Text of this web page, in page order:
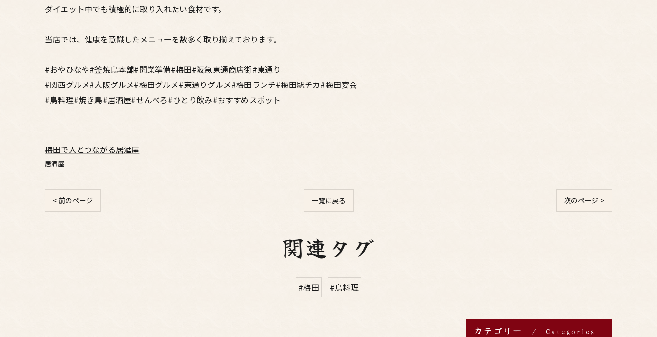
ダイエット中でも積極的に取り入れたい食材です。
当店では、健康を意識したメニューを数多く取り揃えております。
#おやひなや#釜焼鳥本舗#開業準備#梅田#阪急東通商店街#東通り
#関西グルメ#大阪グルメ#梅田グルメ#東通りグルメ#梅田ランチ#梅田駅チカ#梅田宴会
#鳥料理#焼き鳥#居酒屋#せんべろ#ひとり飲み#おすすめスポット
梅田で人とつながる居酒屋
居酒屋
< 前のページ 一覧に戻る 次のページ >
関連タグ
#梅田 #鳥料理
カテゴリー Categories